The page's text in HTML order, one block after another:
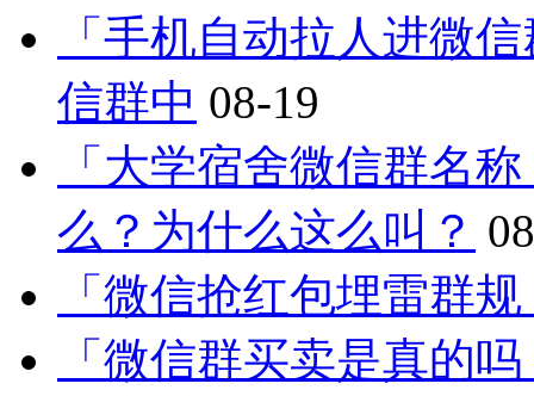
「手机自动拉人进微
信群中 08-19
「大学宿舍微信群名
么？为什么这么叫？
「微信抢红包埋雷群
「微信群买卖是真的